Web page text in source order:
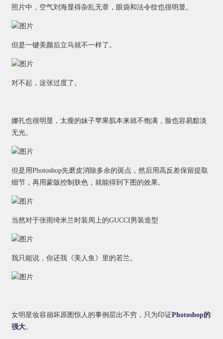
照片中，空气刘海显得杂乱无章，眼袋和法令纹也很明显。
但是一键美颜后立马就不一样了。
对不起，这张过度了。
娜扎也很明显，太瘦的妹子苹果肌本来就不饱满，脸也容易黯淡
无光。
但是用Photoshop先磨皮消除多余的斑点，然后用高反差保留提取
细节，再用蒙版控制肤色，就能得到下图的效果。
当然对于张雨绮米兰时装周上的GUCCI男装造型
我只能说，你还我《美人鱼》里的若兰。
女明星妆容崩坏原图惊人的事例层出不穷，只为印证Photoshop的
强大。